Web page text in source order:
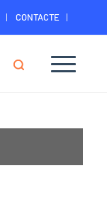
CONTACTE